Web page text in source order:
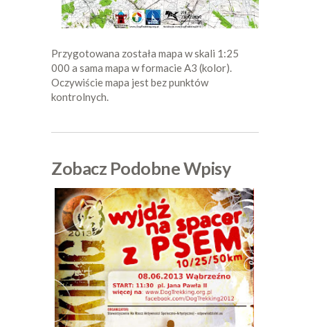
Przygotowana została mapa w skali 1:25
000 a sama mapa w formacie A3 (kolor).
Oczywiście mapa jest bez punktów
kontrolnych.
Zobacz Podobne Wpisy